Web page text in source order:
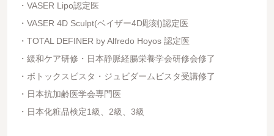
VASER Lipo認定医
VASER 4D Sculpt(ベイザー4D彫刻)認定医
TOTAL DEFINER by Alfredo Hoyos 認定医
緩和ケア研修・日本静脈経腸栄養学会研修会修了
ボトックスビスタ・ジュビダームビスタ受講修了
日本抗加齢医学会専門医
日本化粧品検定1級、2級、3級